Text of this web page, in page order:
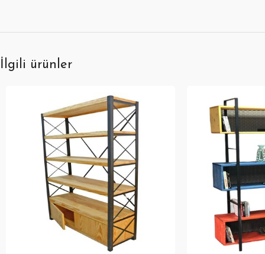
İlgili ürünler